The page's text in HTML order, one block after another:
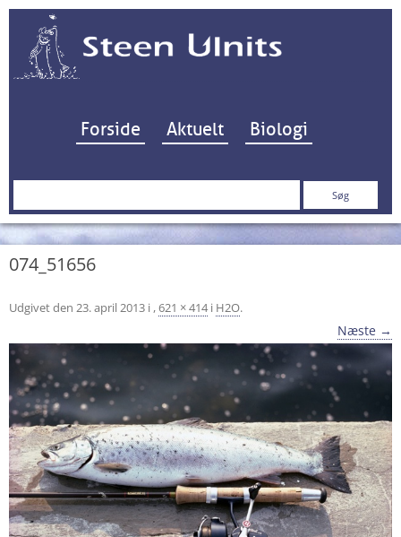
Hop til indhold
Forside Aktuelt Biologi
Søg
074_51656
Udgivet den 23. april 2013 i ,621 × 414i H2O.
Næste →